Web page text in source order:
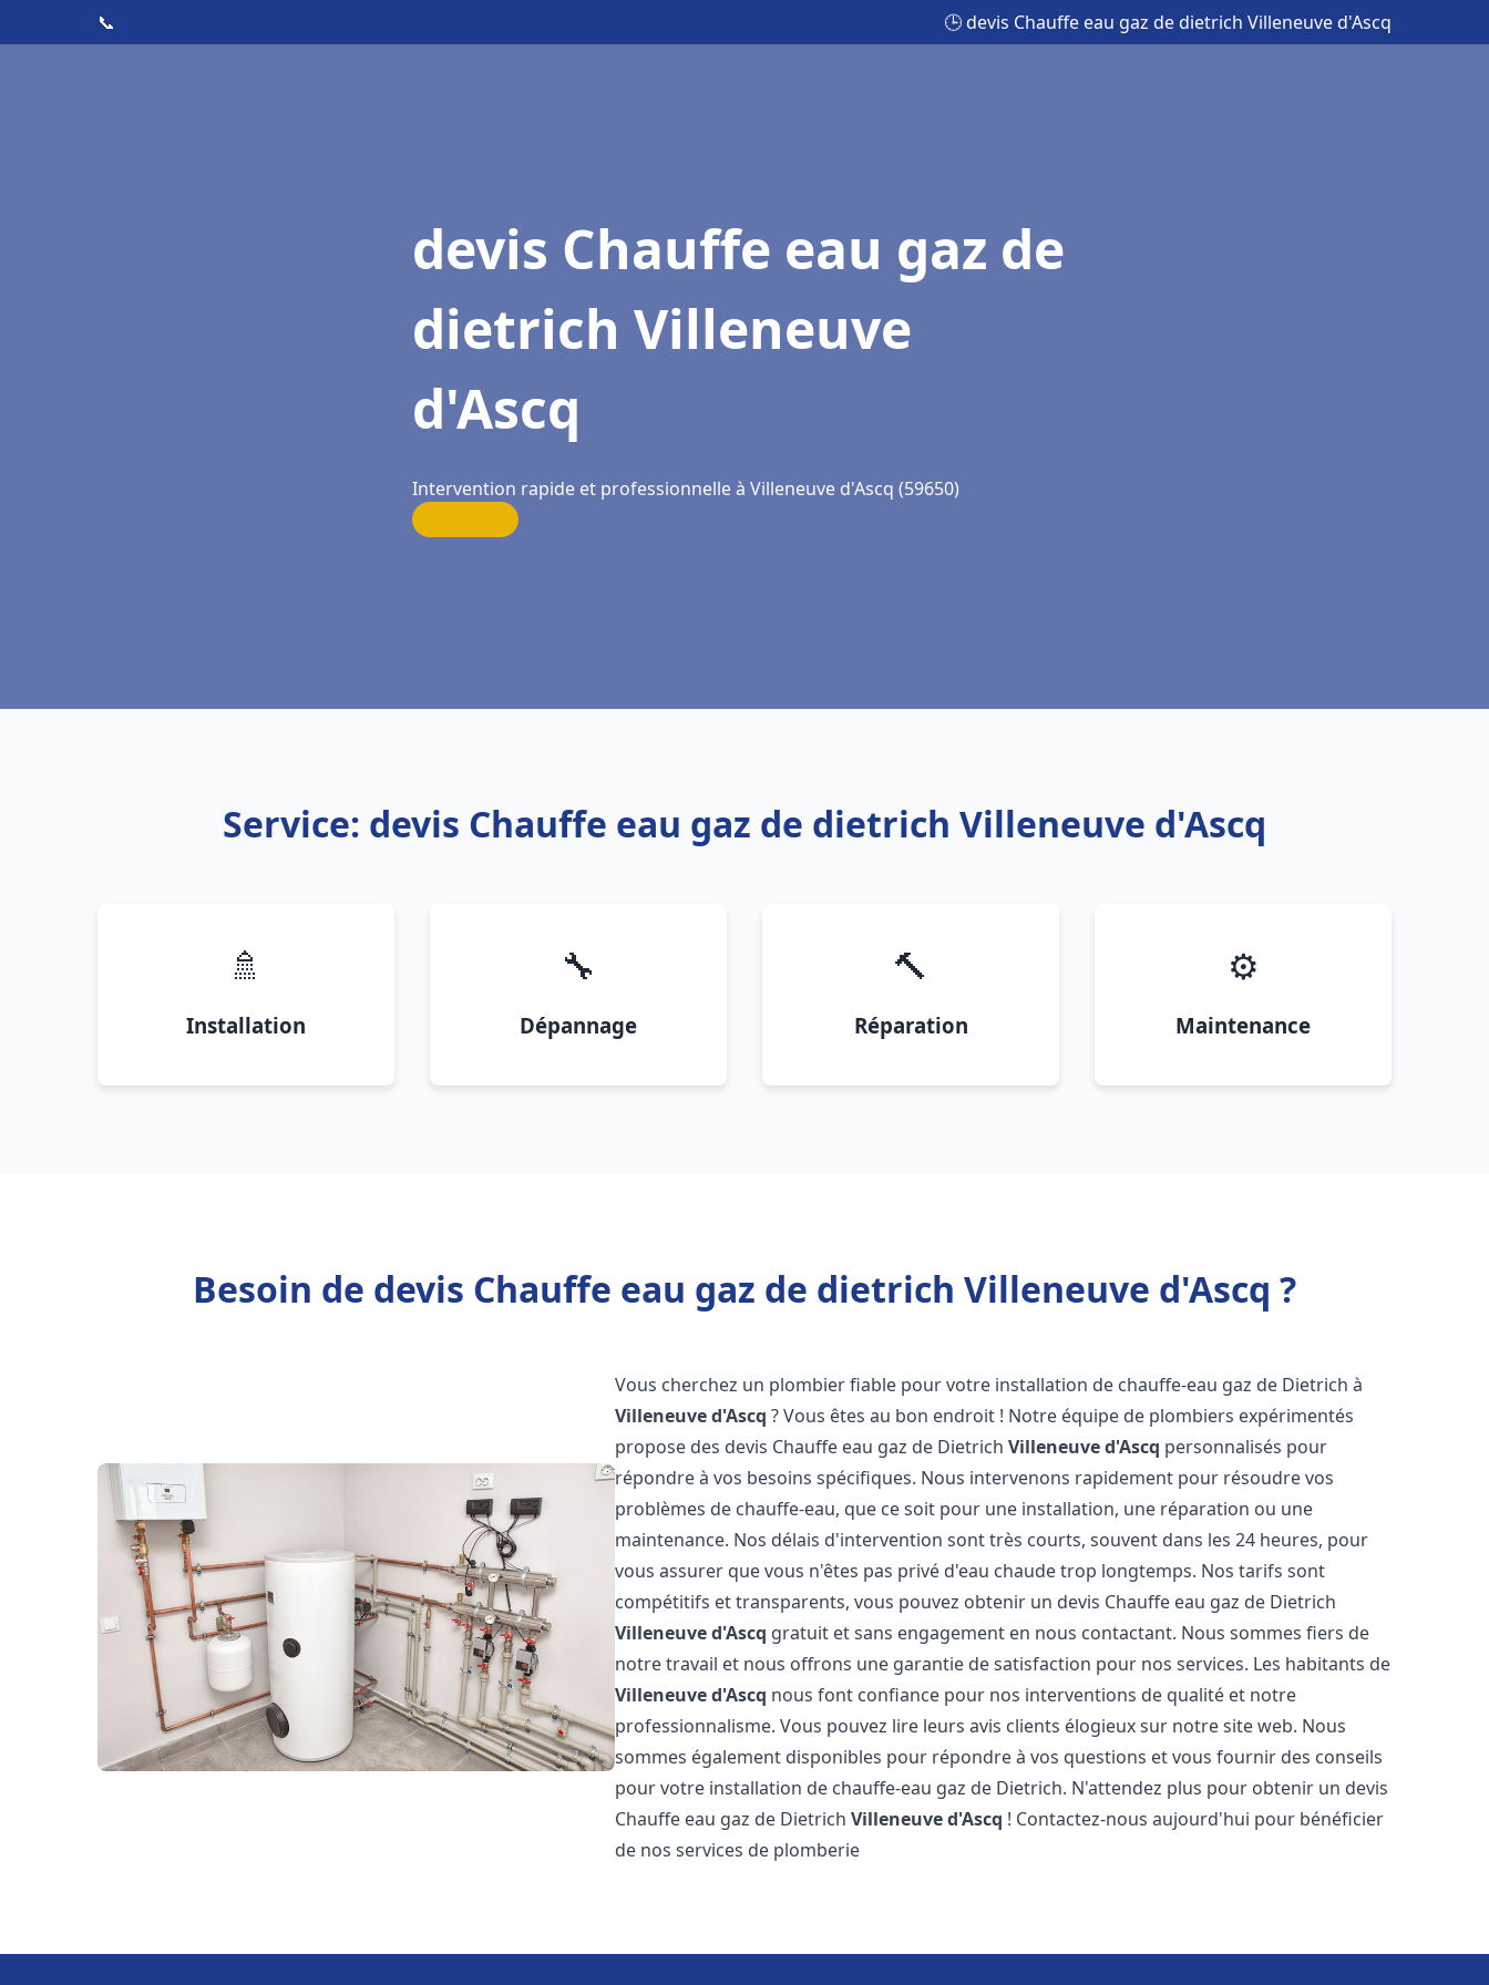
📞 🕒 devis Chauffe eau gaz de dietrich Villeneuve d'Ascq
devis Chauffe eau gaz de
dietrich Villeneuve
d'Ascq
Intervention rapide et professionnelle à Villeneuve d'Ascq (59650)
Service: devis Chauffe eau gaz de dietrich Villeneuve d'Ascq
🚿
Installation
🔧
Dépannage
🔨
Réparation
⚙️
Maintenance
Besoin de devis Chauffe eau gaz de dietrich Villeneuve d'Ascq ?
Vous cherchez un plombier fiable pour votre installation de chauffe-eau gaz de Dietrich à
Villeneuve d'Ascq ? Vous êtes au bon endroit ! Notre équipe de plombiers expérimentés
propose des devis Chauffe eau gaz de DietrichVilleneuve d'Ascq personnalisés pour
répondre à vos besoins spécifiques. Nous intervenons rapidement pour résoudre vos
problèmes de chauffe-eau, que ce soit pour une installation, une réparation ou une
maintenance. Nos délais d'intervention sont très courts, souvent dans les 24 heures, pour
vous assurer que vous n'êtes pas privé d'eau chaude trop longtemps. Nos tarifs sont
compétitifs et transparents, vous pouvez obtenir un devis Chauffe eau gaz de Dietrich
Villeneuve d'Ascq gratuit et sans engagement en nous contactant. Nous sommes fiers de
notre travail et nous offrons une garantie de satisfaction pour nos services. Les habitants de
Villeneuve d'Ascq nous font confiance pour nos interventions de qualité et notre
professionnalisme. Vous pouvez lire leurs avis clients élogieux sur notre site web. Nous
sommes également disponibles pour répondre à vos questions et vous fournir des conseils
pour votre installation de chauffe-eau gaz de Dietrich. N'attendez plus pour obtenir un devis
Chauffe eau gaz de DietrichVilleneuve d'Ascq ! Contactez-nous aujourd'hui pour bénéficier
de nos services de plomberie